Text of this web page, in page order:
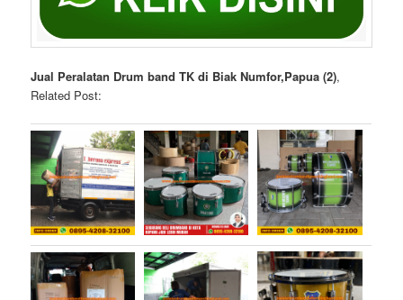
Jual Peralatan Drum band TK di Biak Numfor,Papua (2),
Related Post: